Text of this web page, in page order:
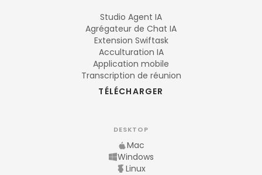
Studio Agent IA
Agrégateur de Chat IA
Extension Swiftask
Acculturation IA
Application mobile
Transcription de réunion
TÉLÉCHARGER
DESKTOP
Mac
Windows
Linux